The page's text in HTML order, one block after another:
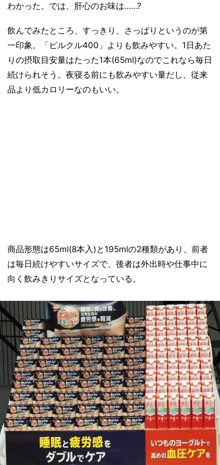
わかった。では、肝心のお味は……?
飲んでみたところ、すっきり、さっぱりというのが第
一印象。「ピルクル400」よりも飲みやすい。1日あた
りの摂取目安量はたった1本(65ml)なのでこれなら毎日
続けられそう。夜寝る前にも飲みやすい量だし、従来
品より低カロリーなのもいい。
商品形態は65ml(8本入)と195mlの2種類があり、前者
は毎日続けやすいサイズで、後者は外出時や仕事中に
向く飲みきりサイズとなっている。